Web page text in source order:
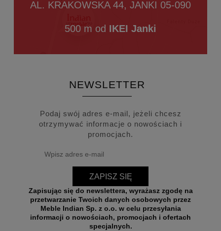
AL. KRAKOWSKA 44, JANKI 05-090
500 m od IKEI Janki
NEWSLETTER
Podaj swój adres e-mail, jeżeli chcesz
otrzymywać informacje o nowościach i
promocjach.
ZAPISZ SIĘ
Zapisując się do newslettera, wyrażasz zgodę na
przetwarzanie Twoich danych osobowych przez
Meble Indian Sp. z o.o. w celu przesyłania
informacji o nowościach, promocjach i ofertach
specjalnych.